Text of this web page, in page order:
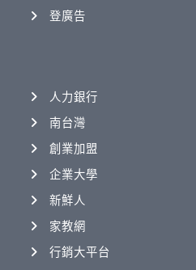
登廣告
人力銀行
南台灣
創業加盟
企業大學
新鮮人
家教網
行銷大平台